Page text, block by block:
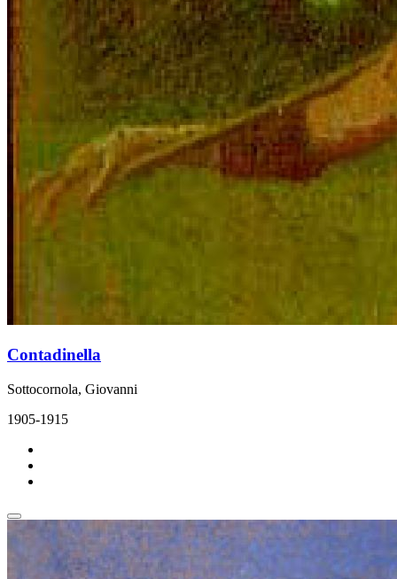
Contadinella
Sottocornola, Giovanni
1905-1915